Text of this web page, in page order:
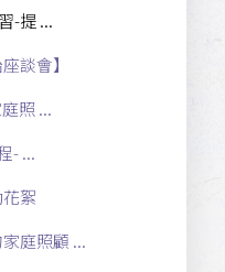
-提 ...
談會】
照 ...
- ...
絮
庭照顧 ...